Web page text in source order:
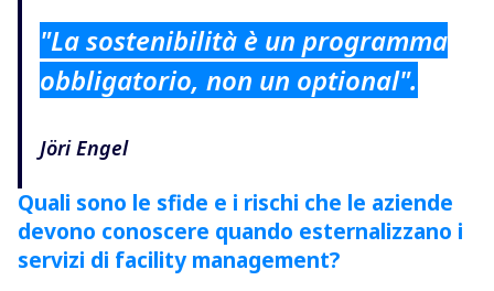
"La sostenibilità è un programma
obbligatorio, non un optional".
Jöri Engel
Quali sono le sfide e i rischi che le aziende
devono conoscere quando esternalizzano i
servizi di facility management?